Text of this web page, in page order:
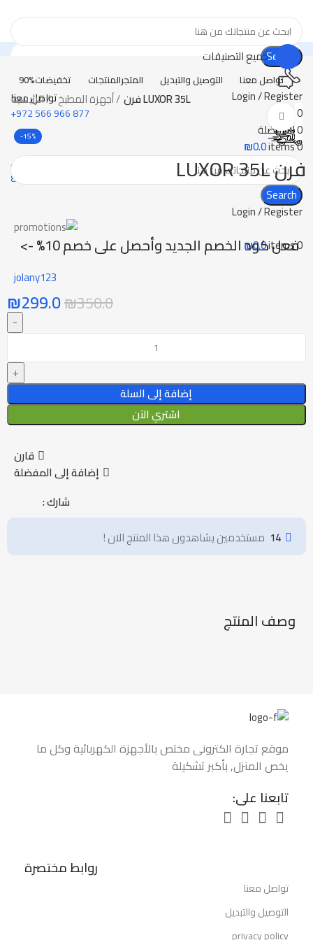
Search
تواصل معنا
877 966 566 972+
توصيل مجاني
القوائم
Login / Register
0
items
₪0.0
جميع التصنيفات
تواصل معنا التوصيل والتبديل المتجرالمنتجات تخفيضات90%
Login / Register
0
قارن
0المفضلة
0
items
₪0.0
Search
الرئيسية فرن LUXOR 35L
-15%
فرن LUXOR 35L
فعل كود الخصم الجديد وأحصل على خصم 10% ->
jolany123
₪350.0
₪299.0
إضافة إلى السلة
اشتري الآن
قارن
إضافة إلى المفضلة
شارك :
14 مستخدمين يشاهدون هذا المنتج الان !
وصف المنتج
موقع تجارة الكتروني مختص بالأجهزة الكهربائية وكل ما
يخص المنزل, بأكبر تشكيلة
تابعنا على:
روابط مختصرة
تواصل معنا
التوصيل والتبديل
privacy policy